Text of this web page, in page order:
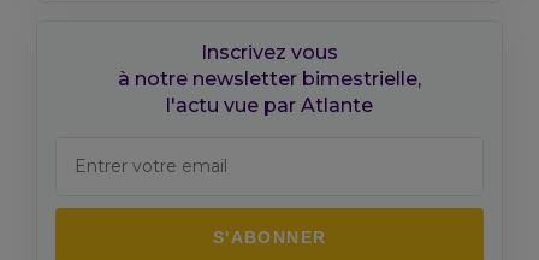
Inscrivez vous
à notre newsletter bimestrielle,
l'actu vue par Atlante